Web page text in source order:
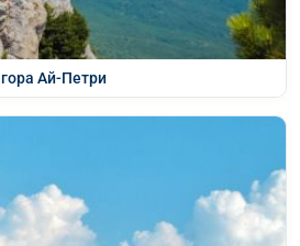
гора Ай-Петри